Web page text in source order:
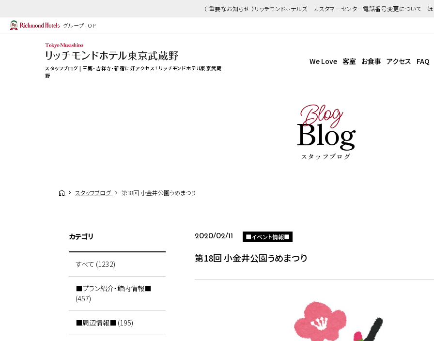
（ 重要なお知らせ ）リッチモンドホテルズ カスタマーセンター電話番号変更について
グループTOP
スタッフブログ | 三鷹・吉祥寺・新宿に好アクセス！ リッチモンドホテル東京武蔵
野
We Love 客室 お食事 アクセス FAQ
Blog
Blog
スタッフブログ
スタッフブログ 第18回 小金井公園うめまつり
2020/02/11 ■イベント情報■
第18回 小金井公園うめまつり
カテゴリ
すべて (1232)
■プラン紹介・館内情報■
(457)
■周辺情報■ (195)